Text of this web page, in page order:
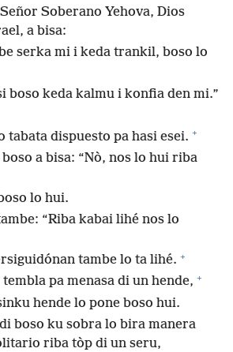
Soberano Yehova, Dios
a bisa:
serka mi i keda trankil, boso lo
boso keda kalmu i konfia den mi.”
tabata dispuesto pa hasi esei. +
a bisa: “Nò, nos lo hui riba
lo hui.
“Riba kabai lihé nos lo
tambe lo ta lihé. +
pa menasa di un hende, +
hende lo pone boso hui.
boso ku sobra lo bira manera
riba tòp di un seru,